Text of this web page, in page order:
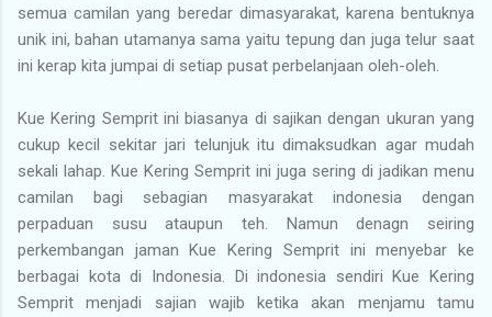
semua camilan yang beredar dimasyarakat, karena bentuknya
unik ini, bahan utamanya sama yaitu tepung dan juga telur saat
ini kerap kita jumpai di setiap pusat perbelanjaan oleh-oleh.
Kue Kering Semprit ini biasanya di sajikan dengan ukuran yang
cukup kecil sekitar jari telunjuk itu dimaksudkan agar mudah
sekali lahap. Kue Kering Semprit ini juga sering di jadikan menu
camilan bagi sebagian masyarakat indonesia dengan
perpaduan susu ataupun teh. Namun denagn seiring
perkembangan jaman Kue Kering Semprit ini menyebar ke
berbagai kota di Indonesia. Di indonesia sendiri Kue Kering
Semprit menjadi sajian wajib ketika akan menjamu tamu